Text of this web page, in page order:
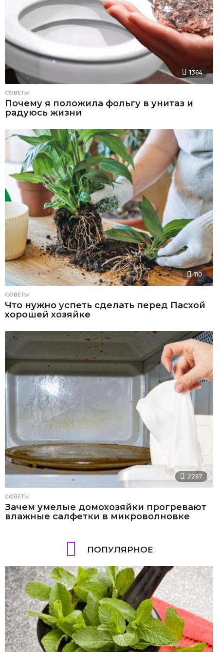
1364
СОВЕТЫ
Почему я положила фольгу в унитаз и
радуюсь жизни
110
СОВЕТЫ
Что нужно успеть сделать перед Пасхой
хорошей хозяйке
2267
СОВЕТЫ
Зачем умелые домохозяйки прогревают
влажные салфетки в микроволновке
ПОПУЛЯРНОЕ